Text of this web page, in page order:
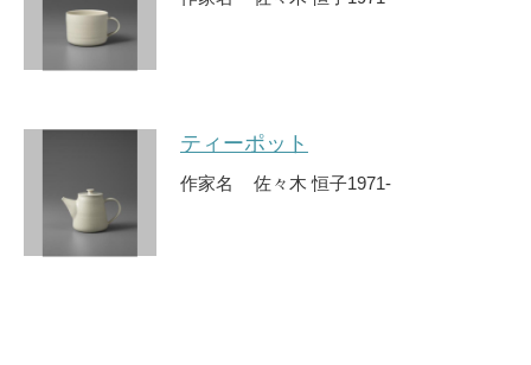
ティーポット
作家名 佐々木 恒子1971-